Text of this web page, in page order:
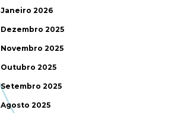
Janeiro 2026
Dezembro 2025
Novembro 2025
Outubro 2025
Setembro 2025
Agosto 2025